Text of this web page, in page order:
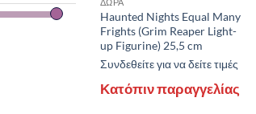
ΔΩΡΑ
Haunted Nights Equal Many
Frights (Grim Reaper Light-
up Figurine) 25,5 cm
Συνδεθείτε για να δείτε τιμές
Κατόπιν παραγγελίας